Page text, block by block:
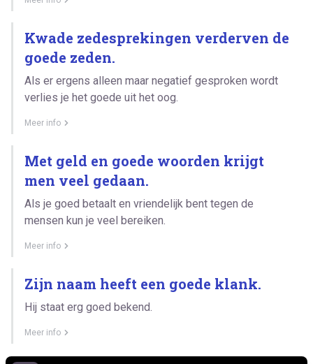
Kwade zedesprekingen verderven de
goede zeden.
Als er ergens alleen maar negatief gesproken wordt
verlies je het goede uit het oog.
Meer info
Met geld en goede woorden krijgt
men veel gedaan.
Als je goed betaalt en vriendelijk bent tegen de
mensen kun je veel bereiken.
Meer info
Zijn naam heeft een goede klank.
Hij staat erg goed bekend.
Meer info